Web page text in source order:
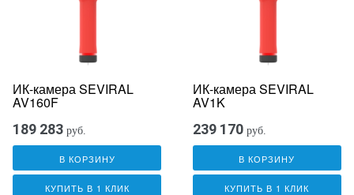
ИК-камера SEVIRAL
AV160F
189 283 руб.
В КОРЗИНУ
КУПИТЬ В 1 КЛИК
ИК-камера SEVIRAL
AV1K
239 170 руб.
В КОРЗИНУ
КУПИТЬ В 1 КЛИК